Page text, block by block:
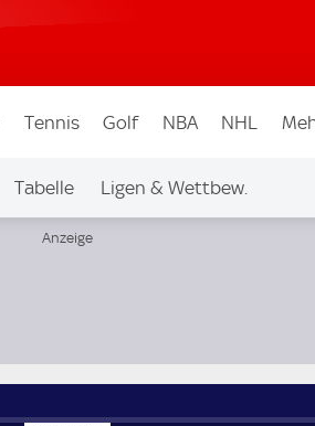
Tennis Golf NBA NHL
Tabelle Ligen & Wettbew.